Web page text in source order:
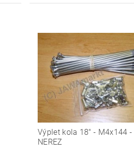
Výplet kola 18" - M4x144 -
NEREZ